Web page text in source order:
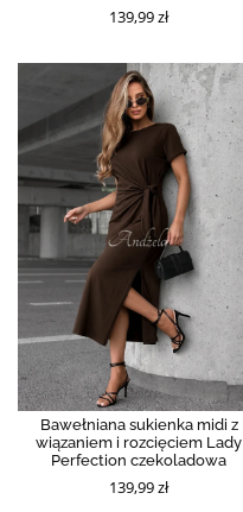
139,99 zł
Bawełniana sukienka midi z
wiązaniem i rozcięciem Lady
Perfection czekoladowa
139,99 zł